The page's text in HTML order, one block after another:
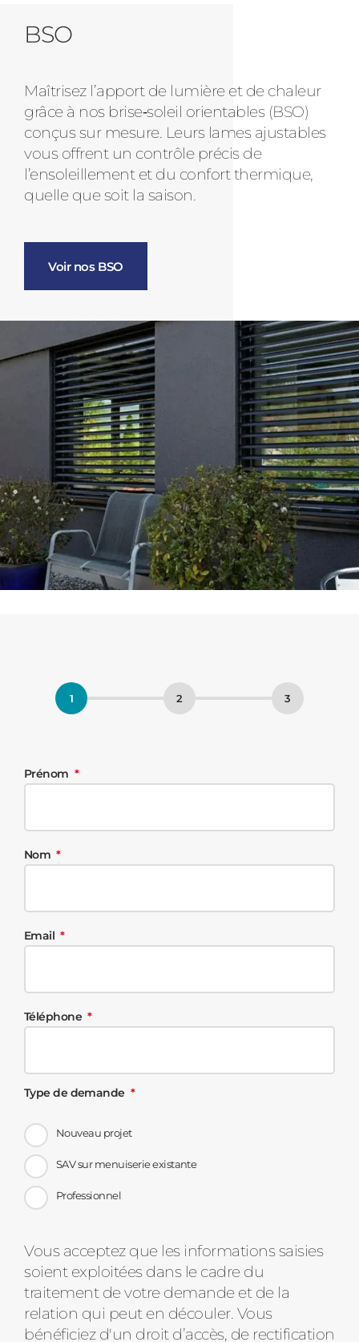
BSO
Maîtrisez l’apport de lumière et de chaleur
grâce à nos brise‑soleil orientables (BSO)
conçus sur mesure. Leurs lames ajustables
vous offrent un contrôle précis de
l’ensoleillement et du confort thermique,
quelle que soit la saison.
Voir nos BSO
Prénom
Nom
Email
Téléphone
Type de demande
Nouveau projet
SAV sur menuiserie existante
Professionnel
Message
d'état
Vous acceptez que les informations saisies
soient exploitées dans le cadre du
traitement de votre demande et de la
relation qui peut en découler. Vous
bénéficiez d'un droit d’accès, de rectification